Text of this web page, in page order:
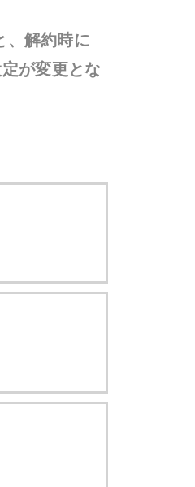
、解約時に
が変更とな